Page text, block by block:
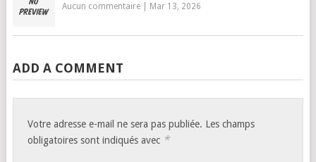
Aucun commentaire| Mar 13, 2026
ADD A COMMENT
Votre adresse e-mail ne sera pas publiée. Les champs
obligatoires sont indiqués avec *